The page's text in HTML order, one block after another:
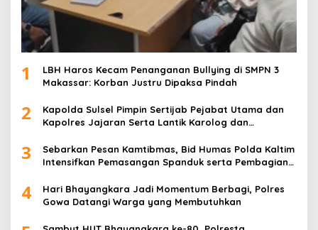
1
LBH Haros Kecam Penanganan Bullying di SMPN 3
Makassar: Korban Justru Dipaksa Pindah
2
Kapolda Sulsel Pimpin Sertijab Pejabat Utama dan
Kapolres Jajaran Serta Lantik Karolog dan
3
Sebarkan Pesan Kamtibmas, Bid Humas Polda Kaltim
Intensifkan Pemasangan Spanduk serta Pembagian
4
Hari Bhayangkara Jadi Momentum Berbagi, Polres
Gowa Datangi Warga yang Membutuhkan